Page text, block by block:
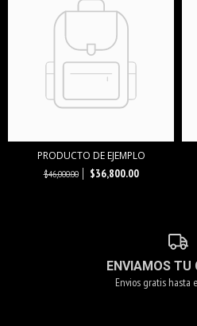
PRODUCTO DE EJEMPLO
$46,000.00 $36,800.00
ENVIAMOS TU
Envios gratis hasta